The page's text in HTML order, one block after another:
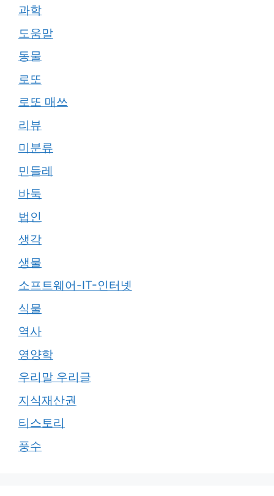
과학
도움말
동물
로또
로또 매쓰
리뷰
미분류
민들레
바둑
법인
생각
생물
소프트웨어-IT-인터넷
식물
역사
영양학
우리말 우리글
지식재산권
티스토리
풍수